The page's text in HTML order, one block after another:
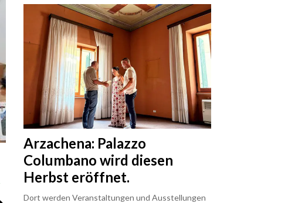
Arzachena: Palazzo
Columbano wird diesen
Herbst eröffnet.
Dort werden Veranstaltungen und Ausstellungen